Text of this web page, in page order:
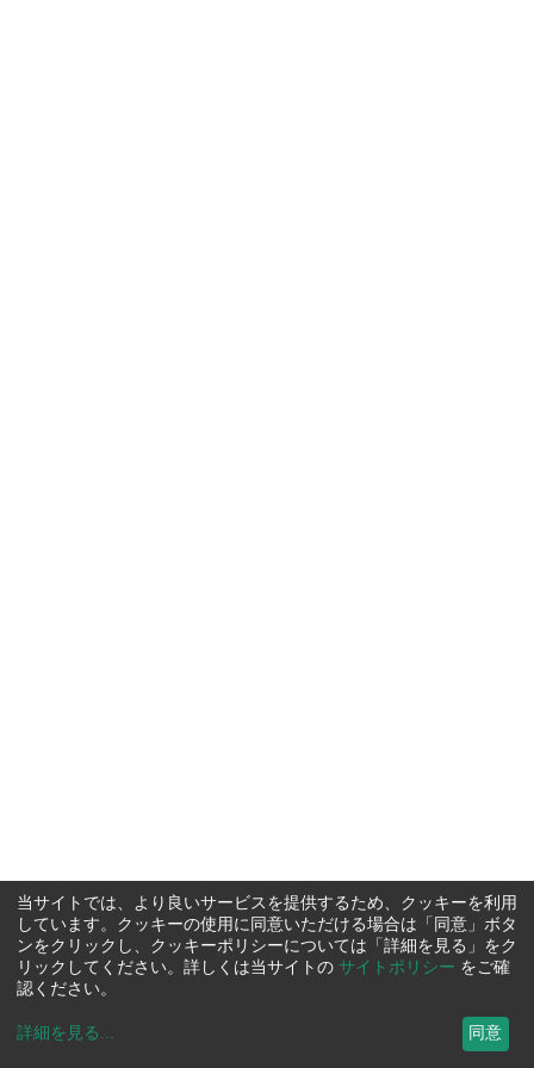
当サイトでは、より良いサービスを提供するため、クッキーを利用
しています。クッキーの使用に同意いただける場合は「同意」ボタ
ンをクリックし、クッキーポリシーについては「詳細を見る」をク
リックしてください。詳しくは当サイトの サイトポリシー をご確
認ください。
詳細を見る ... 同意